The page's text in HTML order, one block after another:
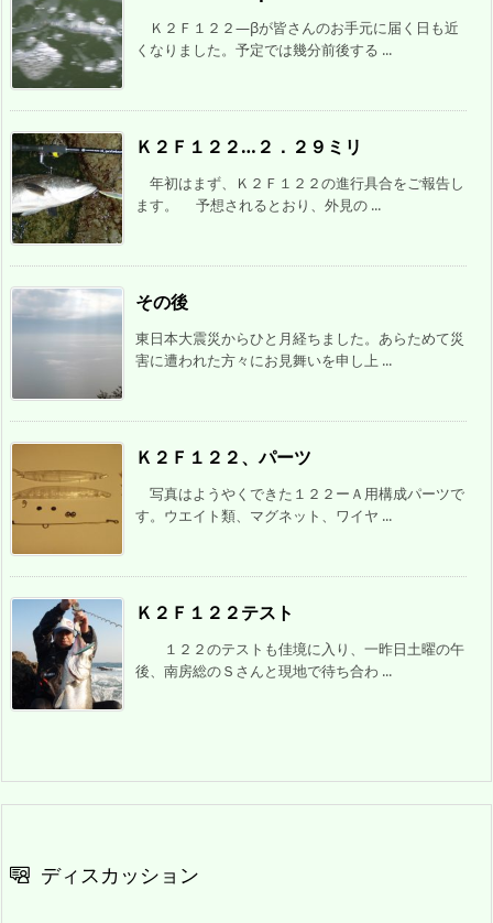
Ｋ２Ｆ１２２―βが皆さんのお手元に届く日も近
くなりました。予定では幾分前後する ...
Ｋ２Ｆ１２２…２．２９ミリ
年初はまず、Ｋ２Ｆ１２２の進行具合をご報告し
ます。 予想されるとおり、外見の ...
その後
東日本大震災からひと月経ちました。あらためて災
害に遭われた方々にお見舞いを申し上 ...
Ｋ２Ｆ１２２、パーツ
写真はようやくできた１２２ーＡ用構成パーツで
す。ウエイト類、マグネット、ワイヤ ...
Ｋ２Ｆ１２２テスト
１２２のテストも佳境に入り、一昨日土曜の午
後、南房総のＳさんと現地で待ち合わ ...
ディスカッション